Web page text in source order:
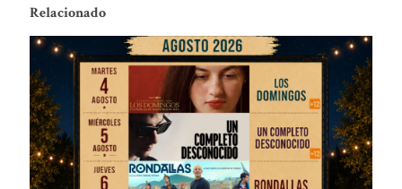
Relacionado